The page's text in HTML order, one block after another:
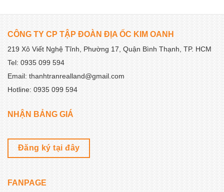
CÔNG TY CP TẬP ĐOÀN ĐỊA ỐC KIM OANH
219 Xô Viết Nghệ Tĩnh, Phường 17, Quận Bình Thạnh, TP. HCM
Tel: 0935 099 594
Email: thanhtranrealland@gmail.com
Hotline: 0935 099 594
NHẬN BẢNG GIÁ
Đăng ký tại đây
FANPAGE